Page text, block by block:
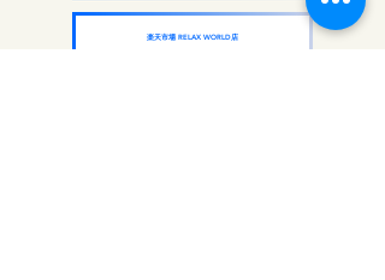
楽天市場 RELAX WORLD店